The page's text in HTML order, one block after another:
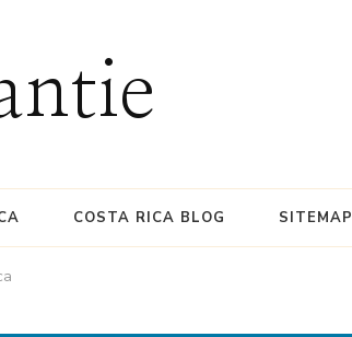
COSTA RICA BLOG SITEMAP